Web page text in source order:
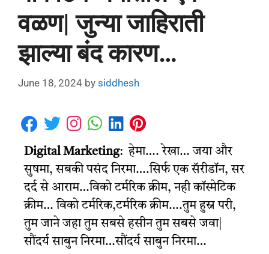
वळण| जुन्या जाहिराती
झाल्या बंद कारण…
June 18, 2024 by siddhesh
Digital Marketing: हेमा…. रेखा… जया और
सुषमा, सबकी पसंद निरमा….सिर्फ एक सॅरीडॉन, सर
दर्द से आराम…विको टर्मरिक क्रीम, नही कॉस्मेटिक
क्रीम… विको टर्मरिक,टर्मरिक क्रीम….तुम हुस्न परी,
तुम जाने जहा तुम सबसे हसीन तुम सबसे जवा|
सौंदर्य साबुन निरमा…सौंदर्य साबुन निरमा…